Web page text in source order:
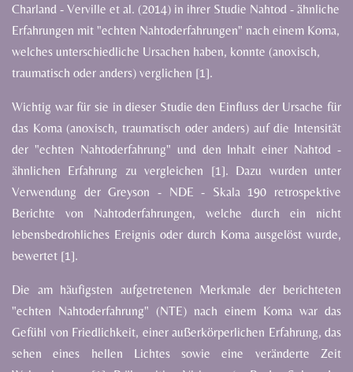
Charland - Verville et al. (2014) in ihrer Studie Nahtod - ähnliche
Erfahrungen mit "echten Nahtoderfahrungen" nach einem Koma,
welches unterschiedliche Ursachen haben, konnte (anoxisch,
traumatisch oder anders) verglichen [1].
Wichtig war für sie in dieser Studie den Einfluss der Ursache für
das Koma (anoxisch, traumatisch oder anders) auf die Intensität
der "echten Nahtoderfahrung" und den Inhalt einer Nahtod -
ähnlichen Erfahrung zu vergleichen [1]. Dazu wurden unter
Verwendung der Greyson - NDE - Skala 190 retrospektive
Berichte von Nahtoderfahrungen, welche durch ein nicht
lebensbedrohliches Ereignis oder durch Koma ausgelöst wurde,
bewertet [1].
Die am häufigsten aufgetretenen Merkmale der berichteten
"echten Nahtoderfahrung" (NTE) nach einem Koma war das
Gefühl von Friedlichkeit, einer außerkörperlichen Erfahrung, das
sehen eines hellen Lichtes sowie eine veränderte Zeit